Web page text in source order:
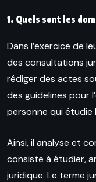
1. Quels sont les
Dans l’exercice de
des consultations
rédiger des actes
des guidelines pour
personne qui étudie
Ainsi, il analyse et
consiste à étudier,
juridique. Le terme